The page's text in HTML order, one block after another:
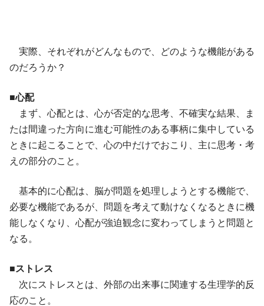
実際、それぞれがどんなもので、どのような機能がある
のだろうか？
■心配
まず、心配とは、心が否定的な思考、不確実な結果、ま
たは間違った方向に進む可能性のある事柄に集中している
ときに起こることで、心の中だけでおこり、主に思考・考
えの部分のこと。
基本的に心配は、脳が問題を処理しようとする機能で、
必要な機能であるが、問題を考えて動けなくなるときに機
能しなくなり、心配が強迫観念に変わってしまうと問題と
なる。
■ストレス
次にストレスとは、外部の出来事に関連する生理学的反
応のこと。